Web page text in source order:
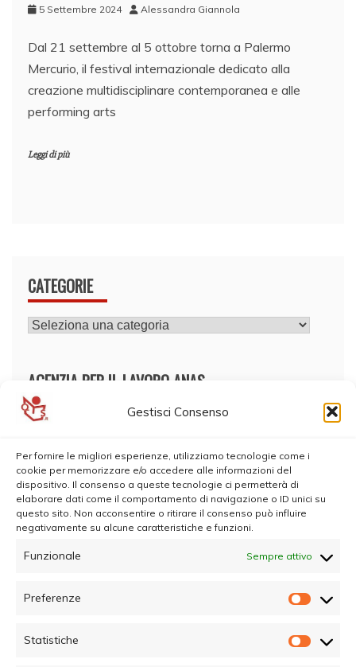
Gestisci Consenso
Per fornire le migliori esperienze, utilizziamo tecnologie come i
cookie per memorizzare e/o accedere alle informazioni del
dispositivo. Il consenso a queste tecnologie ci permetterà di
elaborare dati come il comportamento di navigazione o ID unici su
questo sito. Non acconsentire o ritirare il consenso può influire
negativamente su alcune caratteristiche e funzioni.
Funzionale Sempre attivo
Preferenze
Statistiche
5 Settembre 2024 Alessandra Giannola
Dal 21 settembre al 5 ottobre torna a Palermo
Mercurio, il festival internazionale dedicato alla
creazione multidisciplinare contemporanea e alle
performing arts
Leggi di più
CATEGORIE
CATEGORIE
AGENZIA PER IL LAVORO ANAS